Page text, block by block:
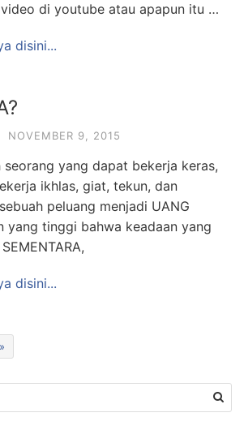
di youtube atau apapun itu …
disini...
NOVEMBER 9, 2015
seorang yang dapat bekerja keras,
ikhlas, giat, tekun, dan
peluang menjadi UANG
yang tinggi bahwa keadaan yang
disini...